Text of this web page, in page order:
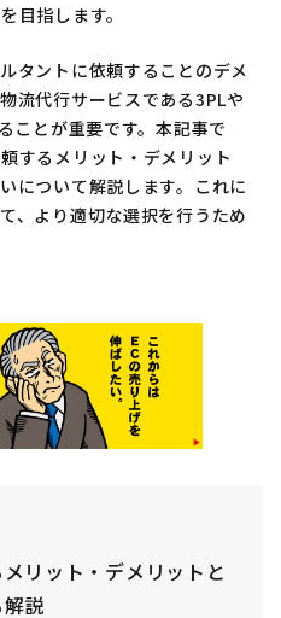
目指します。
タントに依頼することのデメ
流代行サービスである3PLや
ことが重要です。本記事で
するメリット・デメリット
について解説します。これに
、より適切な選択を行うため
リット・デメリットと
説